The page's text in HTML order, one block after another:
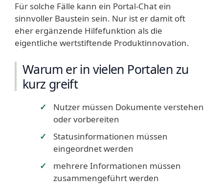
Für solche Fälle kann ein Portal-Chat ein
sinnvoller Baustein sein. Nur ist er damit oft
eher ergänzende Hilfefunktion als die
eigentliche wertstiftende Produktinnovation.
Warum er in vielen Portalen zu
kurz greift
Nutzer müssen Dokumente verstehen
oder vorbereiten
Statusinformationen müssen
eingeordnet werden
mehrere Informationen müssen
zusammengeführt werden